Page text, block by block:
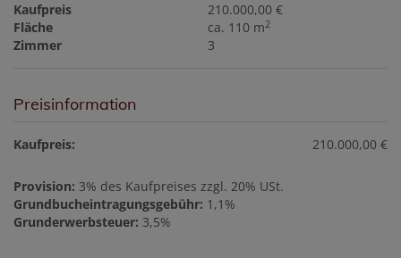
Kaufpreis
210.000,00 €
Fläche
ca. 110 m2
Zimmer 3
Preisinformation
Kaufpreis: 210.000,00 €
Provision: 3% des Kaufpreises zzgl. 20% USt.
Grundbucheintragungsgebühr: 1,1%
Grunderwerbsteuer: 3,5%